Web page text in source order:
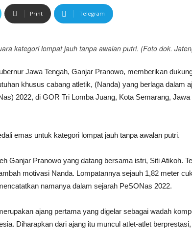
Print Telegram
kategori lompat jauh tanpa awalan putri. (Foto dok.
Jawa Tengah, Ganjar Pranowo, memberikan
khusus cabang atletik, (Nanda) yang berlaga dalam
2022, di GOR Tri Lomba Juang, Kota Semarang, Jawa
emas untuk kategori lompat jauh tanpa awalan putri.
Ganjar Pranowo yang datang bersama istri, Siti Atikoh.
motivasi Nanda. Lompatannya sejauh 1,82 meter
namanya dalam sejarah PeSONas 2022.
ajang pertama yang digelar sebagai wadah
Diharapkan dari ajang itu muncul atlet-atlet